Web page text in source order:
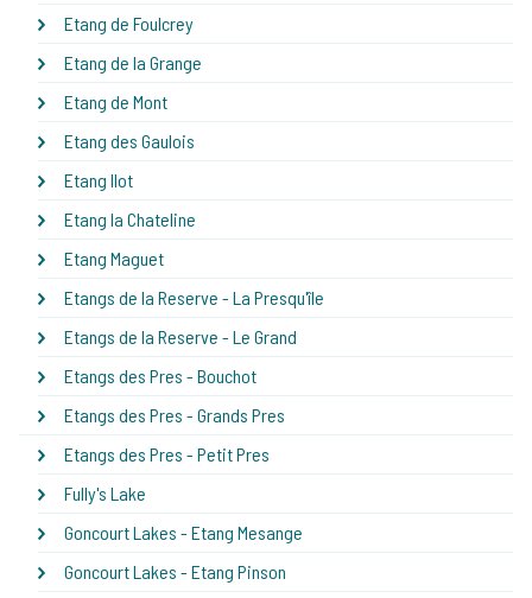
Etang de Foulcrey
Etang de la Grange
Etang de Mont
Etang des Gaulois
Etang Ilot
Etang la Chateline
Etang Maguet
Etangs de la Reserve - La Presqu'île
Etangs de la Reserve - Le Grand
Etangs des Pres - Bouchot
Etangs des Pres - Grands Pres
Etangs des Pres - Petit Pres
Fully's Lake
Goncourt Lakes - Etang Mesange
Goncourt Lakes - Etang Pinson